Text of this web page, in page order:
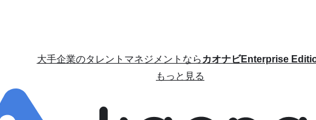
大手企業のタレントマネジメントならカオナビEnterprise
もっと見る